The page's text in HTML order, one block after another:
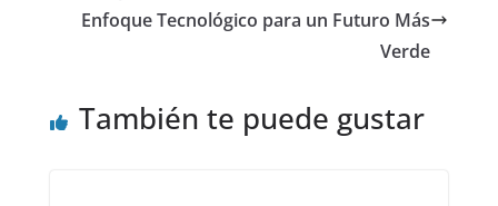
Enfoque Tecnológico para un Futuro Más
Verde
También te puede gustar